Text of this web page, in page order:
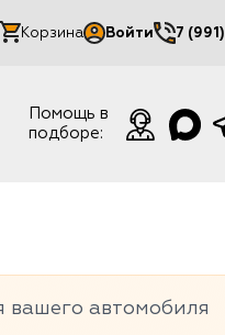
Корзина Войти
Мой кабинет
7
Помощь в
подборе:
вашего автомобиля